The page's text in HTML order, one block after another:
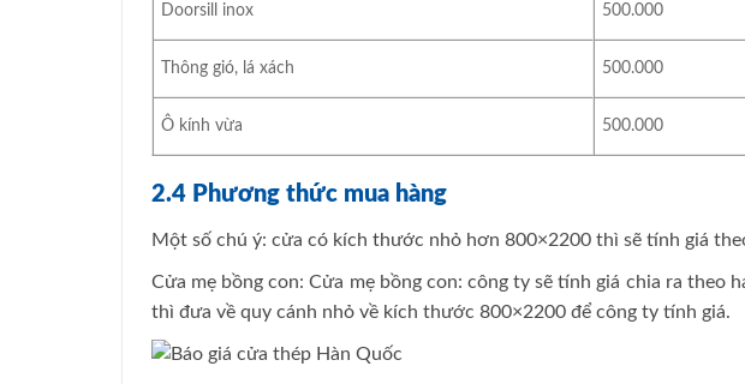
Doorsill inox 500.000
Thông gió, lá xách 500.000
Ô kính vừa 500.000
2.4 Phương thức mua hàng
Một số chú ý: cửa có kích thước nhỏ hơn 800×2200 thì sẽ tính giá
Cửa mẹ bồng con: Cửa mẹ bồng con: công ty sẽ tính giá chia ra theo
thì đưa về quy cánh nhỏ về kích thước 800×2200 để công ty tính giá.